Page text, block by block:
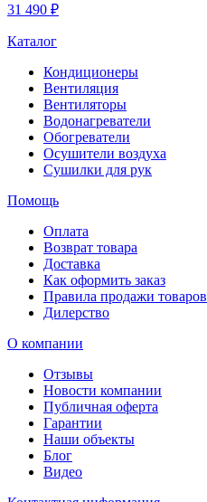
31 490 ₽
Каталог
Кондиционеры
Вентиляция
Вентиляторы
Водонагреватели
Обогреватели
Осушители воздуха
Сушилки для рук
Помощь
Оплата
Возврат товара
Доставка
Как оформить заказ
Правила продажи товаров
Дилерство
О компании
Отзывы
Новости компании
Публичная оферта
Гарантии
Наши объекты
Блог
Видео